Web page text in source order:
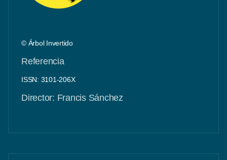
© Árbol Invertido
Referencia
ISSN: 3101-206X
Director: Francis Sánchez